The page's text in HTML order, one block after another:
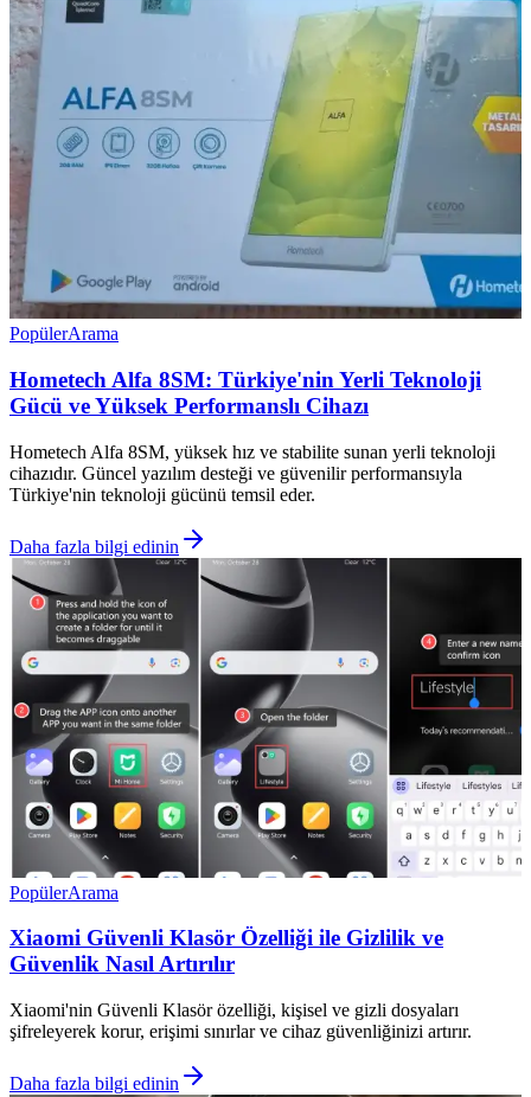
PopülerArama
Hometech Alfa 8SM: Türkiye'nin Yerli Teknoloji
Gücü ve Yüksek Performanslı Cihazı
Hometech Alfa 8SM, yüksek hız ve stabilite sunan yerli teknoloji
cihazıdır. Güncel yazılım desteği ve güvenilir performansıyla
Türkiye'nin teknoloji gücünü temsil eder.
Daha fazla bilgi edinin
PopülerArama
Xiaomi Güvenli Klasör Özelliği ile Gizlilik ve
Güvenlik Nasıl Artırılır
Xiaomi'nin Güvenli Klasör özelliği, kişisel ve gizli dosyaları
şifreleyerek korur, erişimi sınırlar ve cihaz güvenliğinizi artırır.
Daha fazla bilgi edinin